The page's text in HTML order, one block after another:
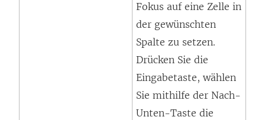
Fokus auf eine Zelle in
der gewünschten
Spalte zu setzen.
Drücken Sie die
Eingabetaste, wählen
Sie mithilfe der Nach-
Unten-Taste die